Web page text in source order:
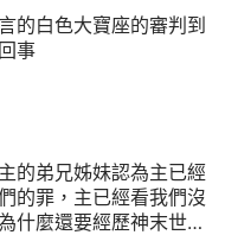
工作的，那肉身中的
不管他是靈還是肉
要審判人類的神，
根據外貌或其他幾
人類更需要道成「肉
身」的神的拯救》
的白色大寶座的審判到
事
的弟兄姊妹認為主已經
的罪，主已經看我們沒
什麼還要經歷神末世的